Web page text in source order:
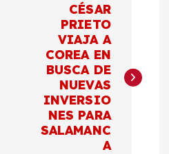
CÉSAR
PRIETO
VIAJA A
COREA EN
BUSCA DE
NUEVAS
INVERSIO
NES PARA
SALAMANC
A